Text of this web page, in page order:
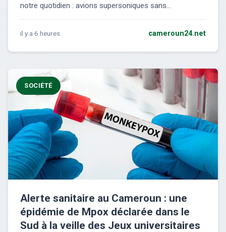
notre quotidien : avions supersoniques sans...
il y a 6 heures cameroun24.net
SOCIÉTÉ
Alerte sanitaire au Cameroun : une
épidémie de Mpox déclarée dans le
Sud à la veille des Jeux universitaires